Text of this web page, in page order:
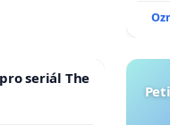
seriál The